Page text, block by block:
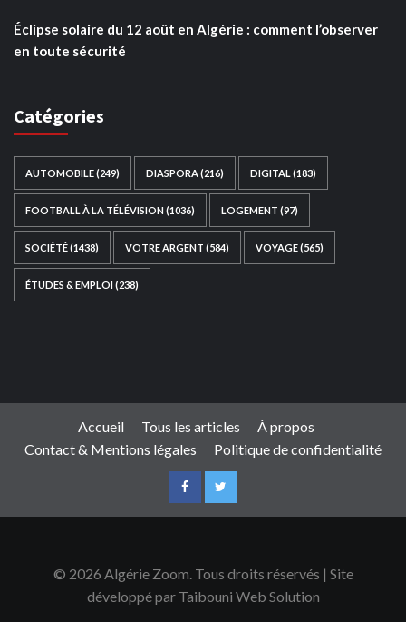
Éclipse solaire du 12 août en Algérie : comment l’observer
en toute sécurité
Catégories
AUTOMOBILE(249) DIASPORA (216) DIGITAL (183)
FOOTBALL À LA TÉLÉVISION(1036) LOGEMENT (97)
SOCIÉTÉ(1438) VOTRE ARGENT (584) VOYAGE(565)
ÉTUDES & EMPLOI(238)
Accueil Tous les articles
À propos
Contact & Mentions légales
Politique de confidentialité
© 2026 Algérie Zoom. Tous droits réservés | Site
développé par Taibouni Web Solution